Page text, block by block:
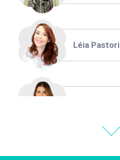
Léia Pastori